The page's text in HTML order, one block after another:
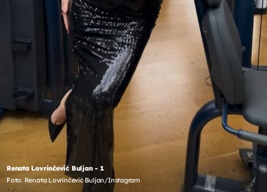
Renata Lovrinčević Buljan - 1
Foto: Renata Lovrinčević Buljan/Instagram